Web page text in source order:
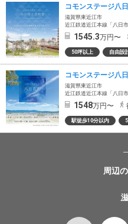
コモンステージ八
滋賀県東近江市
近江鉄道近江本線「八日
1545.3万円〜
50坪以上 自由設
コモンステージ八
滋賀県東近江市
近江鉄道近江本線「八日
1548万円〜
駅徒歩10分以内
周辺